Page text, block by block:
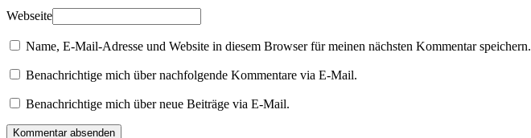
Webseite
Name, E-Mail-Adresse und Website in diesem Browser für meinen nächsten Kommentar speichern.
Benachrichtige mich über nachfolgende Kommentare via E-Mail.
Benachrichtige mich über neue Beiträge via E-Mail.